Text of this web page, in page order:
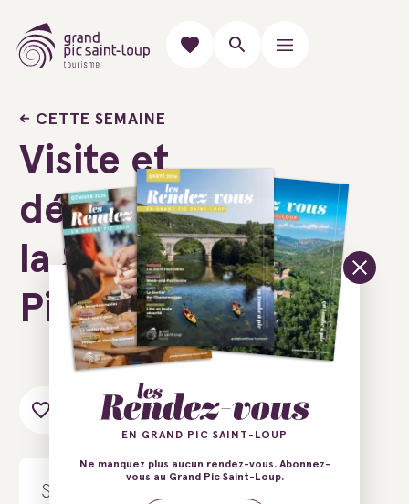
CETTE SEMAINE
Visite et
dégustation à
la Siroterie du
Pic
Ajouter au carnet de voyage
Siroterie du Pic
EN GRAND PIC SAINT-LOUP
Ne manquez plus aucun rendez-vous. Abonnez-
vous au Grand Pic Saint-Loup.